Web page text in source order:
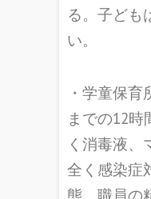
る。子ども
い。
・学童保
までの12
く消毒液、
全く感染症
態。職員の